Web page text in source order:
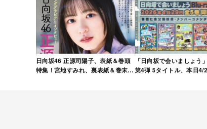
日向坂46 正源司陽子、表紙＆巻頭
特集！宮地すみれ、裏表紙＆巻末特
VOL.12」本日4/30発売！
「日向坂で会いましょう
第4弾 5タイトル、本日4/